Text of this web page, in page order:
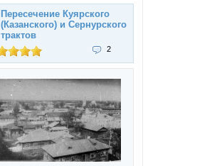
Пересечение Куярского
(Казанского) и Сернурского
трактов
2